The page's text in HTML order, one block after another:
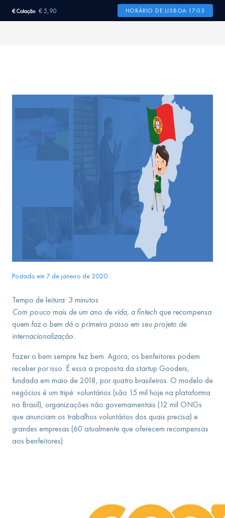
€ Cotação € 5,90 HORÁRIO DE LISBOA 17:03
Postado em 7 de janeiro de 2020
Tempo de leitura: 3 minutos
Com pouco mais de um ano de vida, a fintech que recompensa
quem faz o bem dá o primeiro passo em seu projeto de
internacionalização.
Fazer o bem sempre fez bem. Agora, os benfeitores podem
receber por isso. É essa a proposta da startup Gooders,
fundada em maio de 2018, por quatro brasileiros. O modelo de
negócios é um tripé: voluntários (são 15 mil hoje na plataforma
no Brasil), organizações não governamentais (12 mil ONGs
que anunciam os trabalhos voluntários dos quais precisa) e
grandes empresas (60 atualmente que oferecem recompensas
aos benfeitores).